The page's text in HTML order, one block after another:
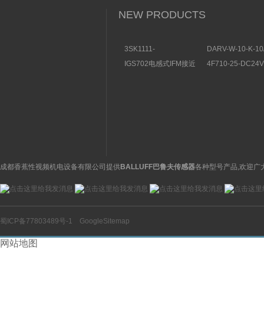
NEW PRODUCTS
3SK1111-
关特点及功能
DARV-W-10-K-
构分析
IGS702电感式IFM接近
4F710-25-
成都香蕉性视频机电设备有限公司提供BALLUFF巴鲁夫传感器各种型号产品,欢迎广
蜀ICP备77803489号-1 GoogleSitemap
网站地图